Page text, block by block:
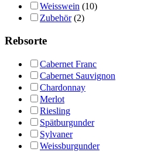
Weisswein (10)
Zubehör (2)
Rebsorte
Cabernet Franc
Cabernet Sauvignon
Chardonnay
Merlot
Riesling
Spätburgunder
Sylvaner
Weissburgunder